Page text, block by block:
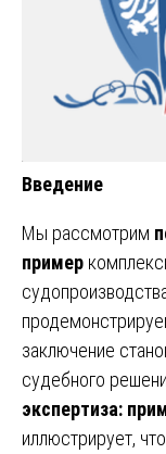
Введение
Мы рассмотрим
пример
заключение
судебного
экспертиза:
иллюстрирует,